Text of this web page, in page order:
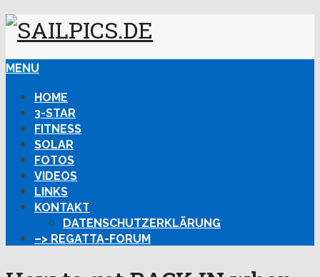
MENU
HOME
3-STAR
FITNESS
SOLAR
FOTOS
VIDEOS
LINKS
KONTAKT
DATENSCHUTZERKLÄRUNG
–> REGATTA-FORUM